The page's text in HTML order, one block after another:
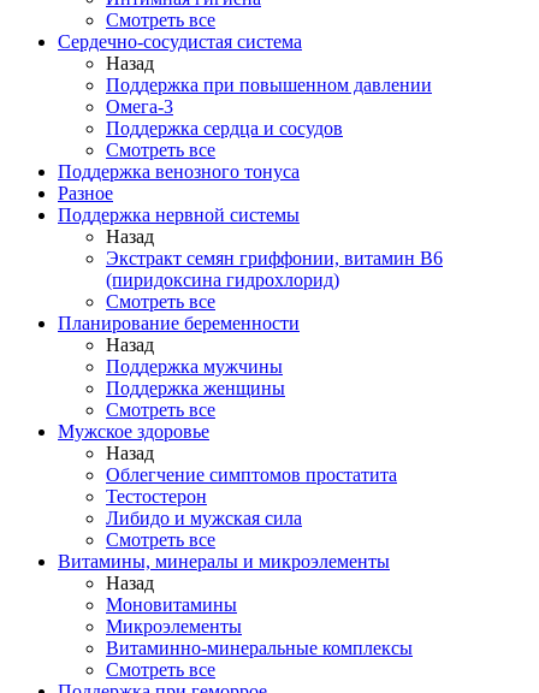
Смотреть все
Сердечно-сосудистая система
Назад
Поддержка при повышенном давлении
Омега-3
Поддержка сердца и сосудов
Смотреть все
Поддержка венозного тонуса
Разное
Поддержка нервной системы
Назад
Экстракт семян гриффонии, витамин В6
(пиридоксина гидрохлорид)
Смотреть все
Планирование беременности
Назад
Поддержка мужчины
Поддержка женщины
Смотреть все
Мужское здоровье
Назад
Облегчение симптомов простатита
Тестостерон
Либидо и мужская сила
Смотреть все
Витамины, минералы и микроэлементы
Назад
Моновитамины
Микроэлементы
Витаминно-минеральные комплексы
Смотреть все